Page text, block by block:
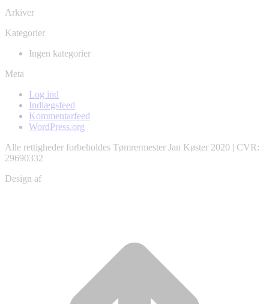
Arkiver
Kategorier
Ingen kategorier
Meta
Log ind
Indlægsfeed
Kommentarfeed
WordPress.org
Alle rettigheder forbeholdes Tømrermester Jan Køster 2020 | CVR:
29690332
Design af